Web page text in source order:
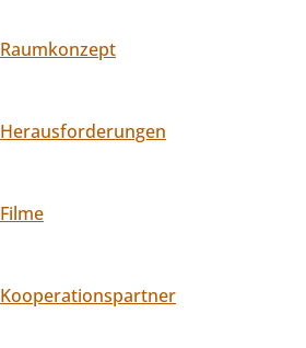
Raumkonzept
Herausforderungen
Filme
Kooperationspartner